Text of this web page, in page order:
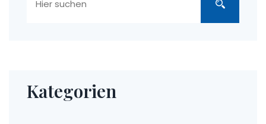
Kategorien